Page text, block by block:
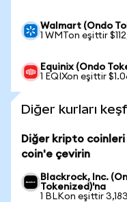
Walmart (Ondo
1 WMTon eşittir
Equinix (Ondo
1 EQIXon eşittir
Diğer kurları
Diğer kripto coinleri
coin'e çevirin
Blackrock, Inc.
Tokenized)'na
1 BLKon eşittir